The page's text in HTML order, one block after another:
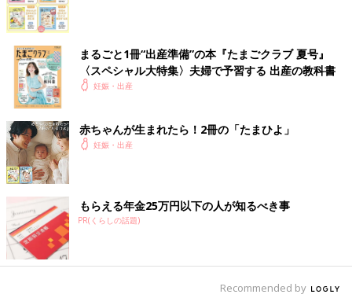
まるごと1冊“出産準備”の本『たまごクラブ 夏号』
〈スペシャル大特集〉夫婦で予習する 出産の教科書
妊娠・出産
赤ちゃんが生まれたら！2冊の「たまひよ」
妊娠・出産
もらえる年金25万円以下の人が知るべき事
PR(くらしの話題)
Recommended by